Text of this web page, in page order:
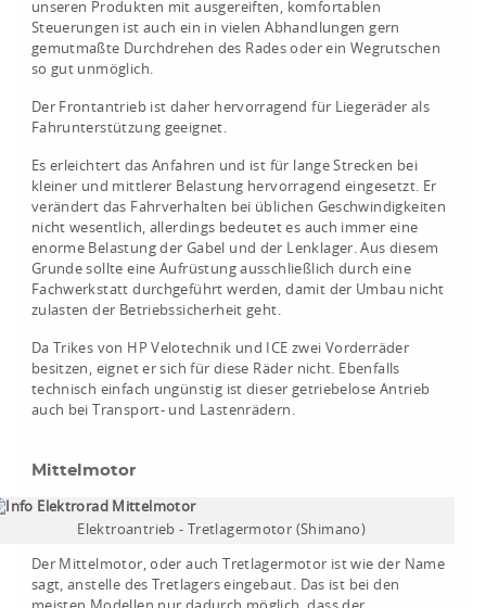
unseren Produkten mit ausgereiften, komfortablen
Steuerungen ist auch ein in vielen Abhandlungen gern
gemutmaßte Durchdrehen des Rades oder ein Wegrutschen
so gut unmöglich.
Der Frontantrieb ist daher hervorragend für Liegeräder als
Fahrunterstützung geeignet.
Es erleichtert das Anfahren und ist für lange Strecken bei
kleiner und mittlerer Belastung hervorragend eingesetzt. Er
verändert das Fahrverhalten bei üblichen Geschwindigkeiten
nicht wesentlich, allerdings bedeutet es auch immer eine
enorme Belastung der Gabel und der Lenklager. Aus diesem
Grunde sollte eine Aufrüstung ausschließlich durch eine
Fachwerkstatt durchgeführt werden, damit der Umbau nicht
zulasten der Betriebssicherheit geht.
Da Trikes von HP Velotechnik und ICE zwei Vorderräder
besitzen, eignet er sich für diese Räder nicht. Ebenfalls
technisch einfach ungünstig ist dieser getriebelose Antrieb
auch bei Transport- und Lastenrädern.
Mittelmotor
Elektroantrieb - Tretlagermotor (Shimano)
Der Mittelmotor, oder auch Tretlagermotor ist wie der Name
sagt, anstelle des Tretlagers eingebaut. Das ist bei den